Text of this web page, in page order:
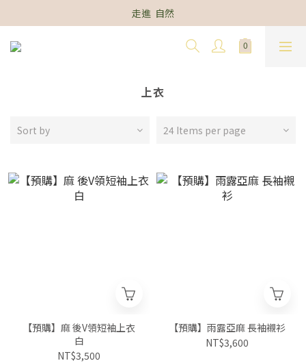
走進  自然
上衣
Sort by 24 Items per page
【預購】麻 後V領短袖上衣
白
NT$3,500
【預購】雨露亞麻 長袖襯衫
NT$3,600